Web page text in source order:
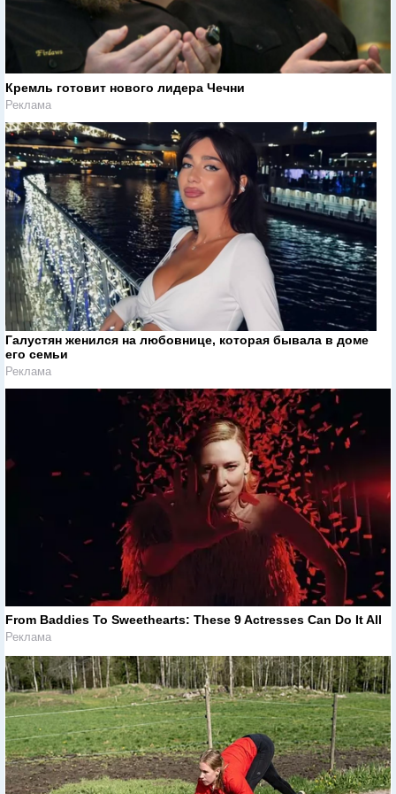
Кремль готовит нового лидера Чечни
Реклама
Галустян женился на любовнице, которая бывала в доме
его семьи
Реклама
From Baddies To Sweethearts: These 9 Actresses Can Do It All
Реклама